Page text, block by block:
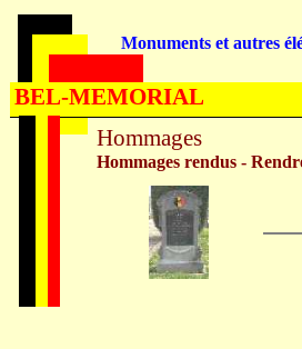
Hommages
Hommages rendus -
Monuments et autres
BEL-MEMORIAL